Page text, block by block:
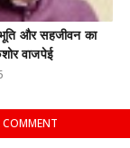
और सहजीवन का
वाजपेई